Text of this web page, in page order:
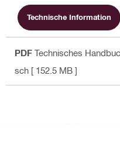
Technische Information
PDF Technisches
sch [ 152.5 MB ]